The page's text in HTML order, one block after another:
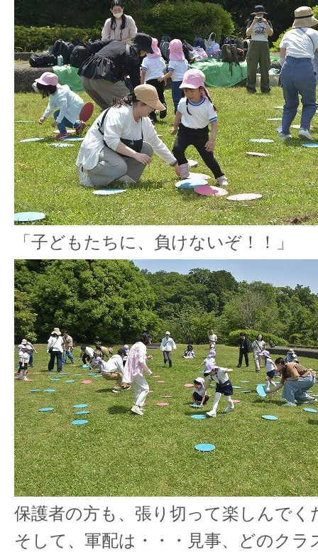
「子どもたちに、負けないぞ！！」
保護者の方も、張り切って楽しんでく
そして、軍配は・・・見事、どのクラ